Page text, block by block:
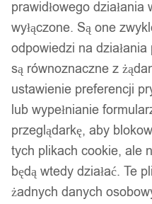
prawidłowego
wyłączone. Są one
odpowiedzi na
są równoznaczne z
ustawienie preferencji
lub wypełnianie
przeglądarkę, aby
tych plikach cookie, ale
będą wtedy działać. Te
żadnych danych